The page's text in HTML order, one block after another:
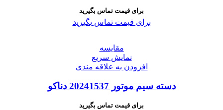
برای قیمت تماس بگیرید
برای قیمت تماس بگیرید
مقايسه
نمایش سریع
افزودن به علاقه مندی
دسته سیم موتور 20241537 دناکو
برای قیمت تماس بگیرید